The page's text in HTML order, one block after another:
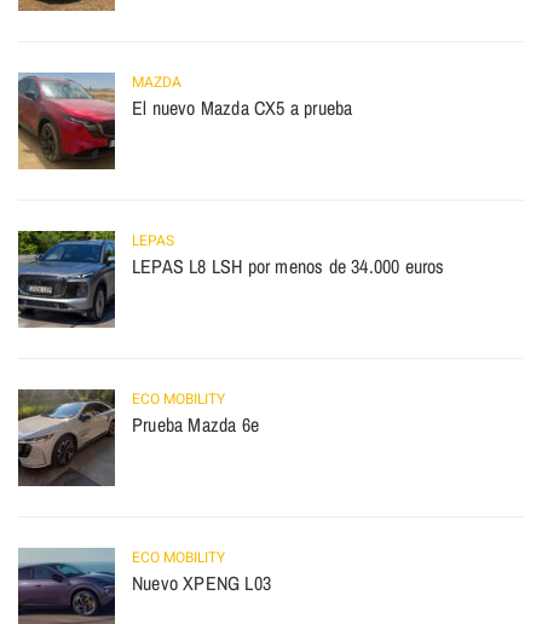
MAZDA
El nuevo Mazda CX5 a prueba
LEPAS
LEPAS L8 LSH por menos de 34.000 euros
ECO MOBILITY
Prueba Mazda 6e
ECO MOBILITY
Nuevo XPENG L03